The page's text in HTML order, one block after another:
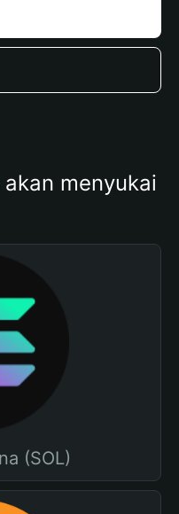
menyukai
(SOL)